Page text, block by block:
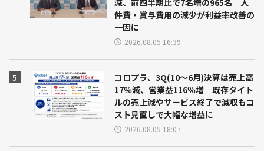
減、前四半期比で7名増の965名 人
件費・賞与費用の減少が利益率改善の
一因に
2026.08.05 16:39
コロプラ、3Q(10～6月)決算は売上高
17％減、営業益116％増 既存タイト
ルの売上減やサービス終了で減収もコ
スト見直しで大幅な増益に
2026.08.05 18:07